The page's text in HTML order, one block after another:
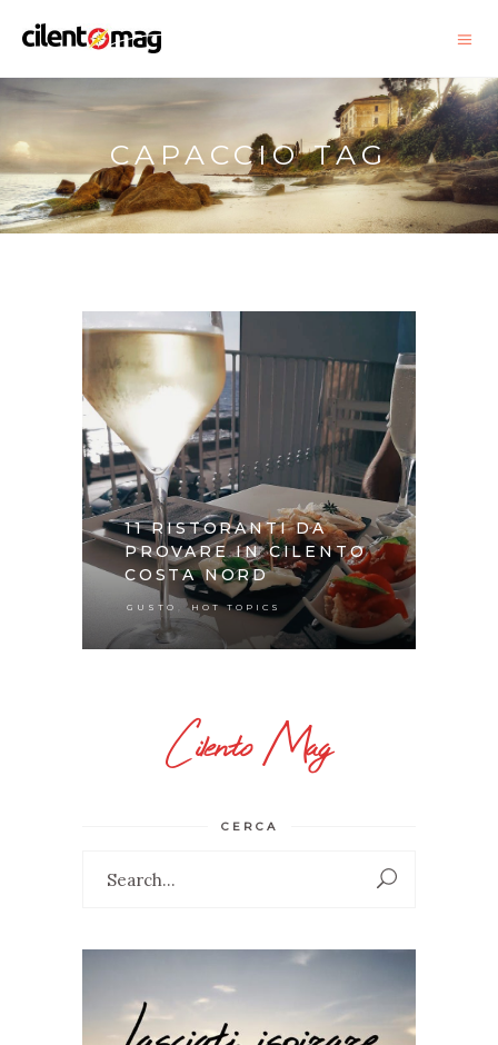
CAPACCIO TAG
11 RISTORANTI DA
PROVARE IN CILENTO
COSTA NORD
GUSTO , HOT TOPICS
Cilento Mag
CERCA